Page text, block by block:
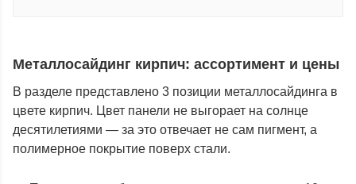
Металлосайдинг кирпич: ассортимент и цены
В разделе представлено 3 позиции металлосайдинга в
цвете кирпич. Цвет панели не выгорает на солнце
десятилетиями — за это отвечает не сам пигмент, а
полимерное покрытие поверх стали.